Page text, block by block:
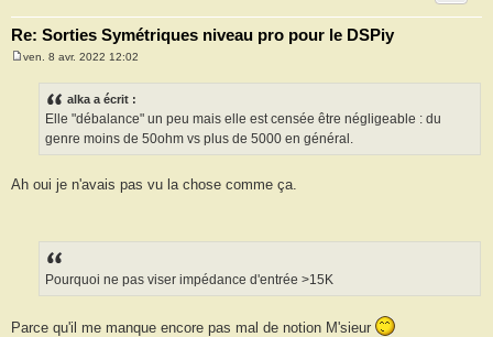
Re: Sorties Symétriques niveau pro pour le DSPiy
ven. 8 avr. 2022 12:02
alka a écrit :
Elle "débalance" un peu mais elle est censée être négligeable : du
genre moins de 50ohm vs plus de 5000 en général.
Ah oui je n'avais pas vu la chose comme ça.
Pourquoi ne pas viser impédance d'entrée >15K
Parce qu'il me manque encore pas mal de notion M'sieur